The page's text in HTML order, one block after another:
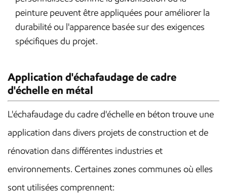
peinture peuvent être appliquées pour améliorer la
durabilité ou l'apparence basée sur des exigences
spécifiques du projet.
Application d'échafaudage de cadre
d'échelle en métal
L'échafaudage du cadre d'échelle en béton trouve une
application dans divers projets de construction et de
rénovation dans différentes industries et
environnements. Certaines zones communes où elles
sont utilisées comprennent: